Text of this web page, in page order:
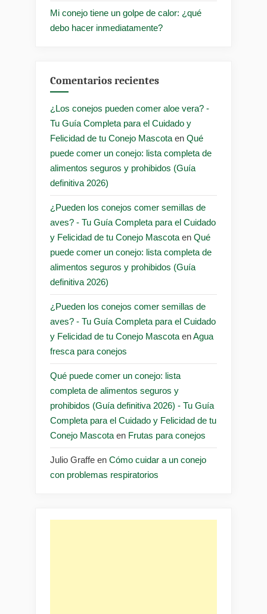
Mi conejo tiene un golpe de calor: ¿qué
debo hacer inmediatamente?
Comentarios recientes
¿Los conejos pueden comer aloe vera? -
Tu Guía Completa para el Cuidado y
Felicidad de tu Conejo Mascota en Qué
puede comer un conejo: lista completa de
alimentos seguros y prohibidos (Guía
definitiva 2026)
¿Pueden los conejos comer semillas de
aves? - Tu Guía Completa para el Cuidado
y Felicidad de tu Conejo Mascota en Qué
puede comer un conejo: lista completa de
alimentos seguros y prohibidos (Guía
definitiva 2026)
¿Pueden los conejos comer semillas de
aves? - Tu Guía Completa para el Cuidado
y Felicidad de tu Conejo Mascota enAgua
fresca para conejos
Qué puede comer un conejo: lista
completa de alimentos seguros y
prohibidos (Guía definitiva 2026) - Tu Guía
Completa para el Cuidado y Felicidad de tu
Conejo Mascota en Frutas para conejos
Julio Graffe en Cómo cuidar a un conejo
con problemas respiratorios